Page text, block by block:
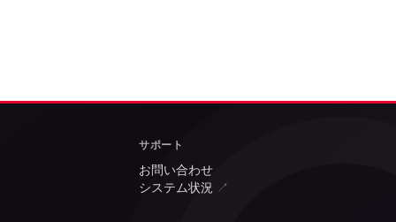
サポート
お問い合わせ
システム状況 ↗